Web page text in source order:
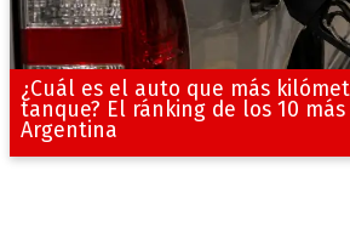
¿Cuál es el auto que más
tanque? El ránking de los 10
Argentina